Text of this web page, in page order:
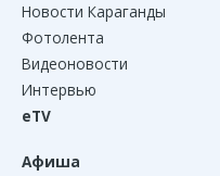
Новости Караганды
Фотолента
Видеоновости
Интервью
eTV
Афиша